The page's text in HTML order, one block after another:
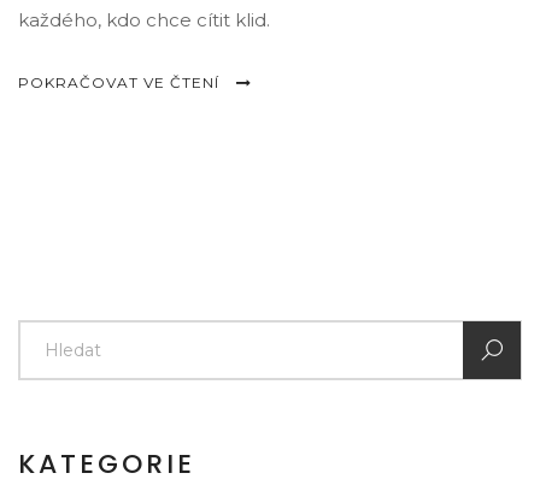
každého, kdo chce cítit klid.
POKRAČOVAT VE ČTENÍ
KATEGORIE